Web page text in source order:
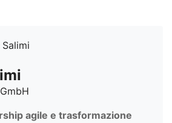
agile e trasformazione